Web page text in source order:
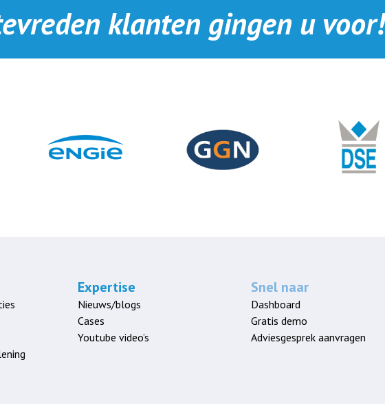
klanten gingen u voor!
Expertise
Nieuws/blogs
Cases
Youtube video’s
Snel naar
Dashboard
Gratis demo
Adviesgesprek aanvragen